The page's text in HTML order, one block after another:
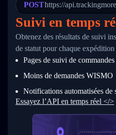
23
24
25
27
28
29
30
31
33
34
          },
          {
          }
      }
  }
}
POSThttps://
Suivi en temps
Obtenez des résultats de suivi
de statut pour chaque
Pages de suivi de commandes
Moins de demandes WISMO
Notifications automatisées de
Essayez l’API en temps réel </>